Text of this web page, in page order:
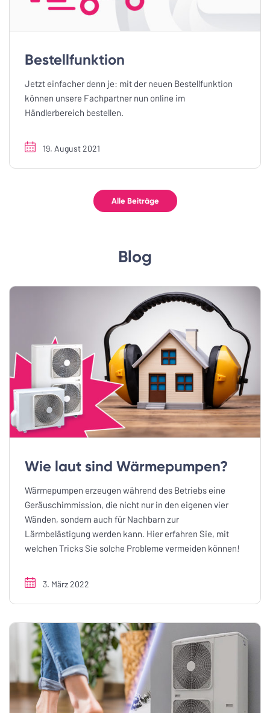
Bestellfunktion
Jetzt einfacher denn je: mit der neuen Bestellfunktion
können unsere Fachpartner nun online im
Händlerbereich bestellen.
19. August 2021
Alle Beiträge
Blog
Wie laut sind Wärmepumpen?
Wärmepumpen erzeugen während des Betriebs eine
Geräuschimmission, die nicht nur in den eigenen vier
Wänden, sondern auch für Nachbarn zur
Lärmbelästigung werden kann. Hier erfahren Sie, mit
welchen Tricks Sie solche Probleme vermeiden können!
3. März 2022